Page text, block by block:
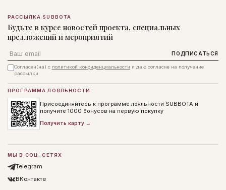
РАССЫЛКА SUBBOTA
Будьте в курсе новостей проекта, специальных
предложений и мероприятий
Email ПОДПИСАТЬСЯ
Согласен(на) с политикой конфиденциальности и даю согласие на получение
рассылки
ПРОГРАММА ЛОЯЛЬНОСТИ
Присоединяйтесь к программе лояльности SUBBOTA и
получите 1000 бонусов на первую покупку
Получить карту →
МЫ В СОЦ. СЕТЯХ
Telegram
ВКонтакте